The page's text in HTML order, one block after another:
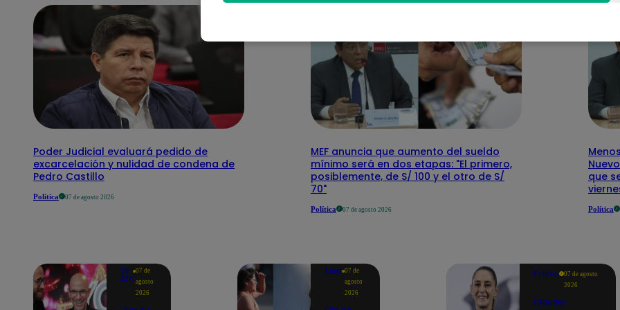
Poder Judicial evaluará pedido de
excarcelación y nulidad de condena de
Pedro Castillo
Política 07 de agosto 2026
MEF anuncia que aumento del sueldo
mínimo será en dos etapas: "El primero,
posiblemente, de S/ 100 y el otro de S/
70"
Política 07 de agosto 2026
que
Política
Yo
Soy
07 de
agosto
2026
Lima 07 de
agosto
2026
Política
07 de agosto
2026
Claudia